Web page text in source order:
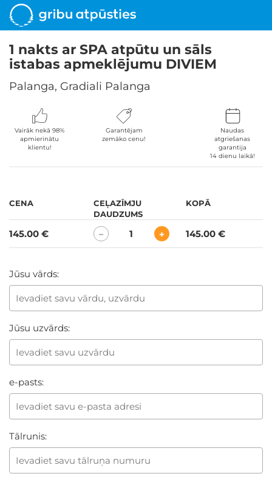
1 nakts ar SPA atpūtu un sāls
istabas apmeklējumu DIVIEM
Palanga, Gradiali Palanga
Vairāk nekā 98%
apmierinātu
klientu!
Garantējam
zemāko cenu!
Naudas
atgriešanas
garantija
14 dienu laikā!
CENA
CEĻAZĪMJU
DAUDZUMS
KOPĀ
145.00 € − 1 + 145.00 €
Jūsu vārds:
Jūsu uzvārds:
e-pasts:
Tālrunis: